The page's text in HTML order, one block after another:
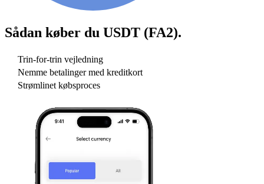
Sådan køber du USDT (FA2).
Trin-for-trin vejledning
Nemme betalinger med kreditkort
Strømlinet købsproces